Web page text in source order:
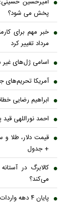
پخش می شود؟
مرداد تغییر کرد
اسامی ژل‌های
آمریکا تحریم‌های
ابراهیم رضایی
احمد نوراللهی
+ جدول
کالابرگ در
می‌کند؟
پایان ۴ دهه واردات نفت از عربستان| آمریکا به سراغ ونزوئلا رفت